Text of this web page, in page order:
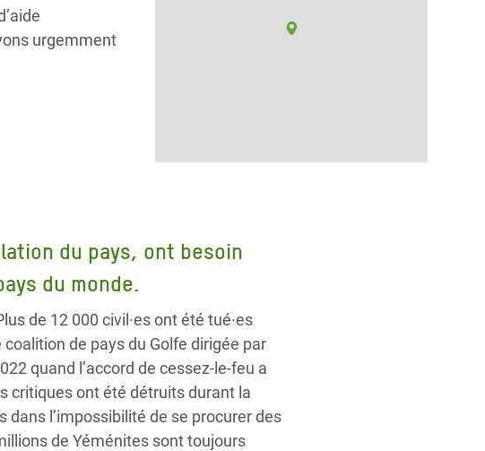
urgemment
du pays, ont besoin
du monde.
de 12 000 civil·es ont été tué·es
de pays du Golfe dirigée par
quand l’accord de cessez-le-feu a
critiques ont été détruits durant la
dans l’impossibilité de se procurer des
de Yéménites sont toujours